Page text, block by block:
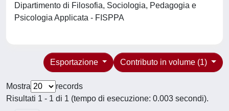
Dipartimento di Filosofia, Sociologia, Pedagogia e
Psicologia Applicata - FISPPA
Contributo in volume (1)
Esportazione
Mostra
records
Risultati 1 - 1 di 1 (tempo di esecuzione: 0.003 secondi).